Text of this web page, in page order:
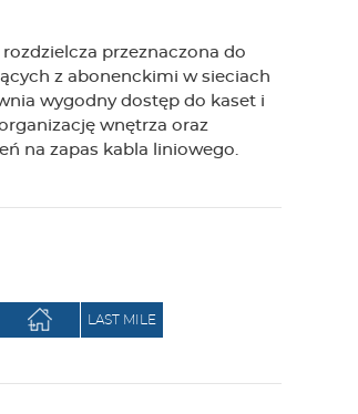
r
przeznaczona do
z abonenckimi w sieciach
wygodny dostęp do kaset i
wnętrza oraz
na zapas kabla liniowego.
LAST MILE